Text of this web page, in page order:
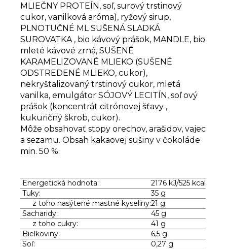
MLIEČNY PROTEÍN, soľ, surový trstinový
cukor, vanilková aróma), ryžový sirup,
PLNOTUČNÉ ML SUŠENÁ SLADKÁ
SUROVATKA , bio kávový prášok, MANDLE, bio
mleté kávové zrná, SUŠENÉ
KARAMELIZOVANÉ MLIEKO (SUŠENÉ
ODSTREDENÉ MLIEKO, cukor),
nekryštalizovaný trstinový cukor, mletá
vanilka, emulgátor SÓJOVÝ LECITÍN, soľ ový
prášok (koncentrát citrónovej šťavy ,
kukuričný škrob, cukor).
Môže obsahovať stopy orechov, arašidov, vajec
a sezamu. Obsah kakaovej sušiny v čokoláde
min. 50 %.
Energetická hodnota:
2176 kJ/525 kcal
Tuky:
35 g
z toho nasýtené mastné kyseliny:21 g
Sacharidy:
45 g
z toho cukry:
41 g
Bielkoviny:
6,5 g
Soľ:
0,27 g